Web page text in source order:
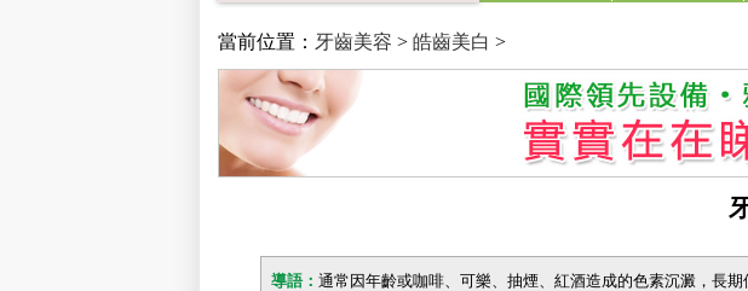
當前位置： 牙齒美容 > 皓齒美白 >
導語：通常因年齡或咖啡、可樂、抽煙、紅酒造成的色素沉澱，長